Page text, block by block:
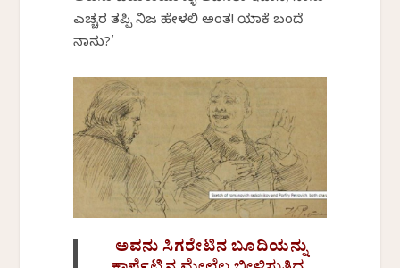
ಎಚ್ಚರ ತಪ್ಪಿ ನಿಜ ಹೇಳಲಿ ಅಂತ! ಯಾಕೆ ಬಂದೆ
ನಾನು?’
ಅವನು ಸಿಗರೇಟಿನ ಬೂದಿಯನ್ನು